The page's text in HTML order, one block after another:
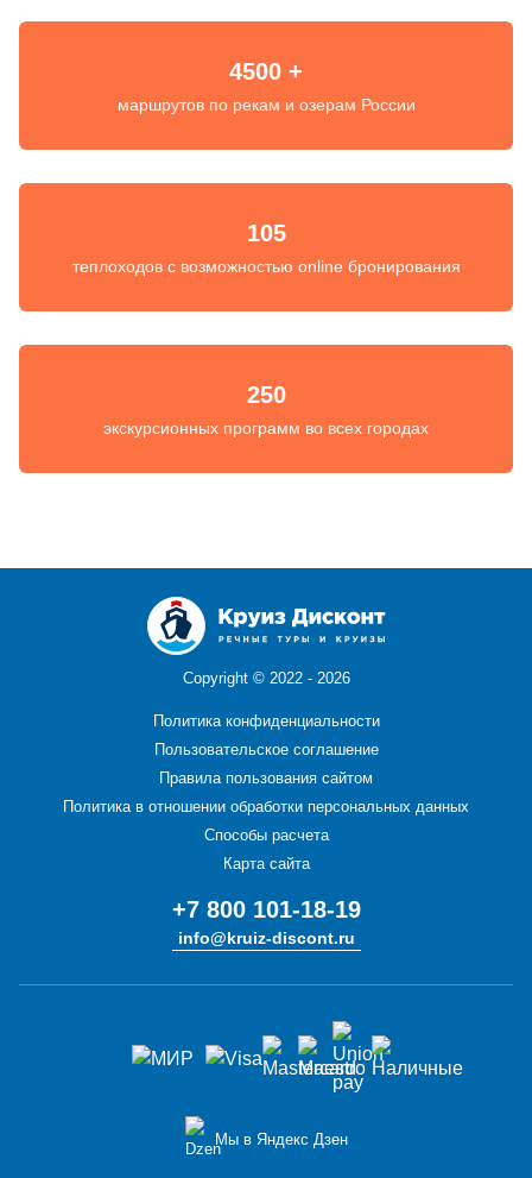
4500 +
маршрутов по рекам и озерам России
105
теплоходов с возможностью online бронирования
250
экскурсионных программ во всех городах
Copyright © 2022 - 2026
Политика конфиденциальности
Пользовательское соглашение
Правила пользования сайтом
Политика в отношении обработки персональных данных
Способы расчета
Карта сайта
+7 800 101-18-19
info@kruiz-discont.ru
Мы в Яндекс Дзен